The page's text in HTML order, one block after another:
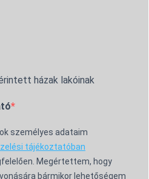
házak lakóinak
személyes adataim
tájékoztatóban
Megértettem, hogy
bármikor lehetőségem